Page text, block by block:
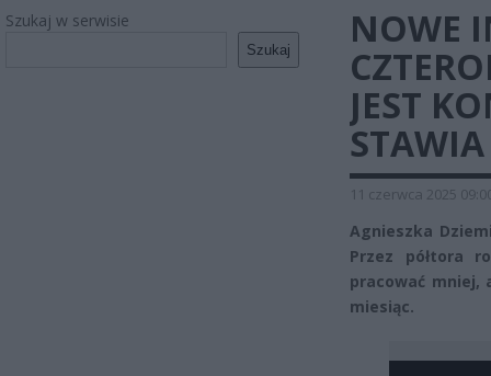
Szukaj w serwisie
Szukaj
NOWE
JEST
11 czerwca 2025
Agnieszka
Przez półtora
pracować mniej,
miesiąc.